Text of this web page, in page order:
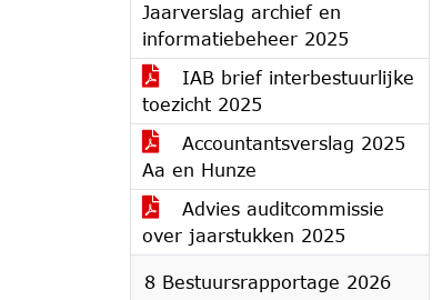
Jaarverslag archief en
informatiebeheer 2025
IAB brief interbestuurlijke
toezicht 2025
Accountantsverslag 2025
Aa en Hunze
Advies auditcommissie
over jaarstukken 2025
8 Bestuursrapportage 2026